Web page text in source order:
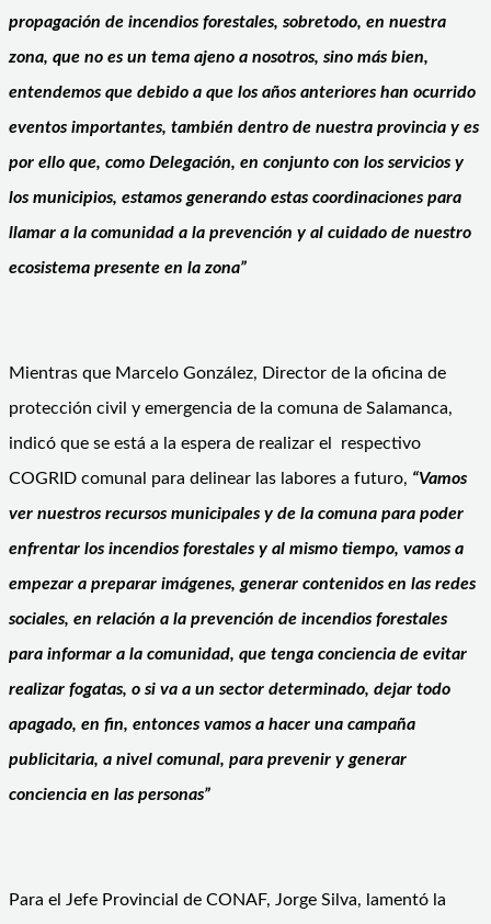
propagación de incendios forestales, sobretodo, en nuestra
zona, que no es un tema ajeno a nosotros, sino más bien,
entendemos que debido a que los años anteriores han ocurrido
eventos importantes, también dentro de nuestra provincia y es
por ello que, como Delegación, en conjunto con los servicios y
los municipios, estamos generando estas coordinaciones para
llamar a la comunidad a la prevención y al cuidado de nuestro
ecosistema presente en la zona”
Mientras que Marcelo González, Director de la oficina de
protección civil y emergencia de la comuna de Salamanca,
indicó que se está a la espera de realizar el respectivo
COGRID comunal para delinear las labores a futuro, “Vamos
ver nuestros recursos municipales y de la comuna para poder
enfrentar los incendios forestales y al mismo tiempo, vamos a
empezar a preparar imágenes, generar contenidos en las redes
sociales, en relación a la prevención de incendios forestales
para informar a la comunidad, que tenga conciencia de evitar
realizar fogatas, o si va a un sector determinado, dejar todo
apagado, en fin, entonces vamos a hacer una campaña
publicitaria, a nivel comunal, para prevenir y generar
conciencia en las personas”
Para el Jefe Provincial de CONAF, Jorge Silva, lamentó la